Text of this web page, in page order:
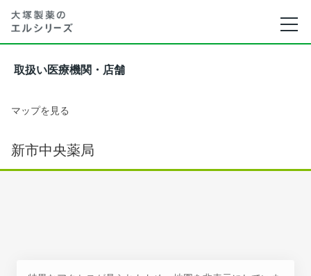
取扱い医療機関・店舗
マップを見る
新市中央薬局